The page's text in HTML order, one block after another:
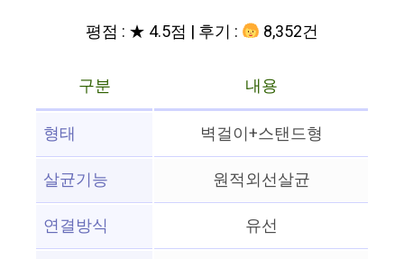
평점 : ★ 4.5점 | 후기 : 8,352건
구분
내용
형태
벽걸이+스탠드형
살균기능
원적외선살균
연결방식
유선